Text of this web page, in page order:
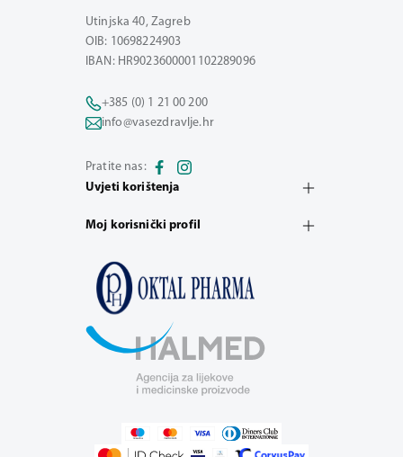
Utinjska 40, Zagreb
OIB: 10698224903
IBAN: HR9023600001102289096
+385 (0) 1 21 00 200
info@vasezdravlje.hr
Pratite nas:
Uvjeti korištenja
Moj korisnički profil